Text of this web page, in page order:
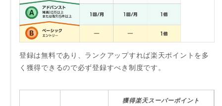
登録は無料であり、ランクアップすれば楽天ポイントを多
く獲得できるので必ず登録すべき制度です。
獲得楽天スーパーポイント